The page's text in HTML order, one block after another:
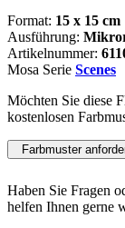
Format: 15 x 15 cm
Ausführung:
Artikelnummer:
Mosa Serie Scenes
Möchten Sie diese
kostenlosen
Farbmuster
Haben Sie Fragen
helfen Ihnen gerne